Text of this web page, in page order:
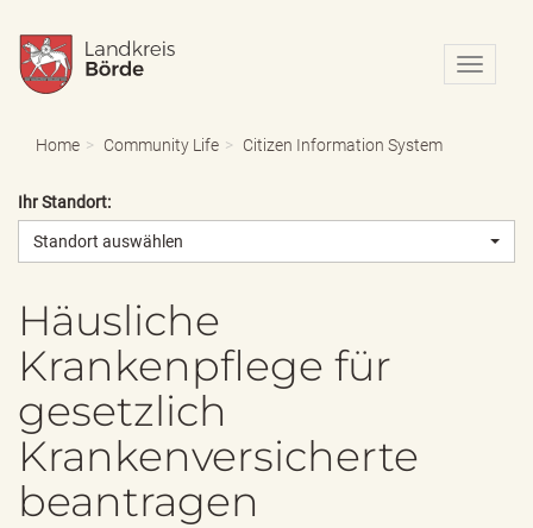
N
a
o
Home Community Life Citizen Information System
Ihr Standort:
Standort auswählen
Häusliche
Krankenpflege für
gesetzlich
Krankenversicherte
beantragen